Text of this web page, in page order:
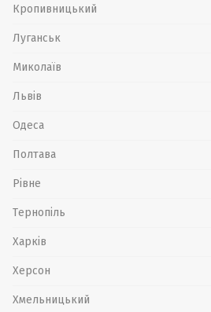
Кропивницький
Луганськ
Миколаїв
Львів
Одеса
Полтава
Рівне
Тернопіль
Харків
Херсон
Хмельницький